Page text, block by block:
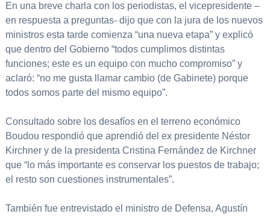
En una breve charla con los periodistas, el vicepresidente –
en respuesta a preguntas- dijo que con la jura de los nuevos
ministros esta tarde comienza “una nueva etapa” y explicó
que dentro del Gobierno “todos cumplimos distintas
funciones; este es un equipo con mucho compromiso” y
aclaró: “no me gusta llamar cambio (de Gabinete) porque
todos somos parte del mismo equipo”.
Consultado sobre los desafíos en el terreno económico
Boudou respondió que aprendió del ex presidente Néstor
Kirchner y de la presidenta Cristina Fernández de Kirchner
que “lo más importante es conservar los puestos de trabajo;
el resto son cuestiones instrumentales”.
También fue entrevistado el ministro de Defensa, Agustín